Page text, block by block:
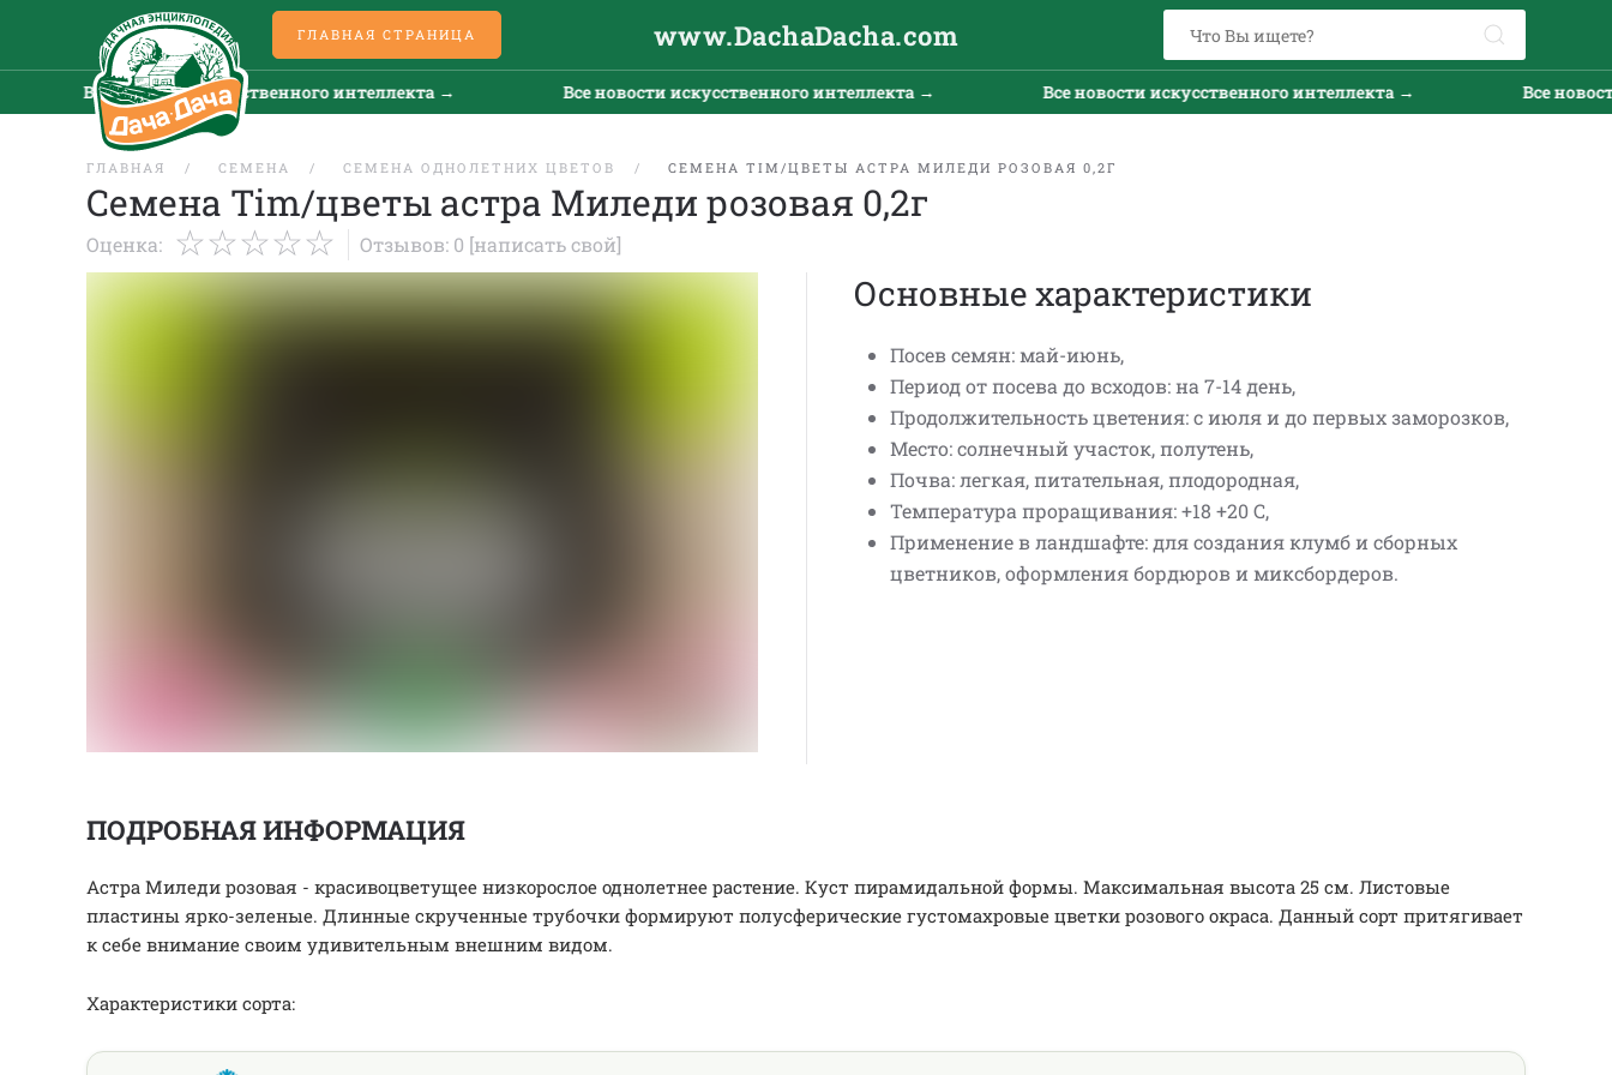
ГЛАВНАЯ СТРАНИЦА www.DachaDacha.com
Все новости искусственного интеллекта → Все новости искусственного интеллекта → Все новости искусственного интеллекта → Все
ГЛАВНАЯ СЕМЕНА СЕМЕНА ОДНОЛЕТНИХ ЦВЕТОВ СЕМЕНА TIM/ЦВЕТЫ АСТРА МИЛЕДИ РОЗОВАЯ 0,2Г
Семена Tim/цветы астра Миледи розовая 0,2г
Оценка: Отзывов: 0 [написать свой]
Основные характеристики
Посев семян: май-июнь,
Период от посева до всходов: на 7-14 день,
Продолжительность цветения: с июля и до первых заморозков,
Место: солнечный участок, полутень,
Почва: легкая, питательная, плодородная,
Температура проращивания: +18 +20 С,
Применение в ландшафте: для создания клумб и сборных
цветников, оформления бордюров и миксбордеров.
ПОДРОБНАЯ ИНФОРМАЦИЯ
Астра Миледи розовая - красивоцветущее низкорослое однолетнее растение. Куст пирамидальной формы. Максимальная высота 25 см. Листовые
пластины ярко-зеленые. Длинные скрученные трубочки формируют полусферические густомахровые цветки розового окраса. Данный сорт притягивает
к себе внимание своим удивительным внешним видом.
Характеристики сорта: